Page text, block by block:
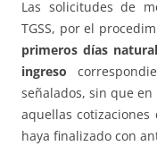
Las solicitudes de
TGSS, por el
primeros días
ingreso
señalados, sin que
aquellas
haya finalizado con